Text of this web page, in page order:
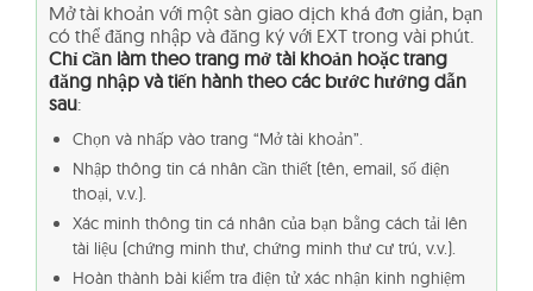
Mở tài khoản với một sàn giao dịch khá đơn giản, bạn
có thể đăng nhập và đăng ký với EXT trong vài phút.
Chỉ cần làm theo trang mở tài khoản hoặc trang
đăng nhập và tiến hành theo các bước hướng dẫn
sau:
Chọn và nhấp vào trang “Mở tài khoản”.
Nhập thông tin cá nhân cần thiết (tên, email, số điện
thoại, v.v.).
Xác minh thông tin cá nhân của bạn bằng cách tải lên
tài liệu (chứng minh thư, chứng minh thư cư trú, v.v.).
Hoàn thành bài kiểm tra điện tử xác nhận kinh nghiệm